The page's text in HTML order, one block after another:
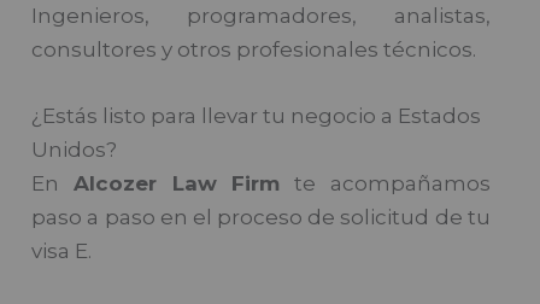
Ingenieros, programadores, analistas,
consultores y otros profesionales técnicos.
¿Estás listo para llevar tu negocio a Estados
Unidos?
En Alcozer Law Firm te acompañamos
paso a paso en el proceso de solicitud de tu
visa E.